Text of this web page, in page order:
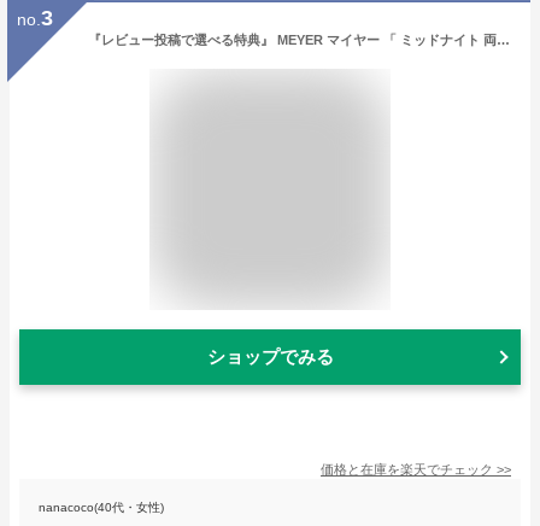
no. 3
『レビュー投稿で選べる特典』 MEYER マイヤー 「 ミッドナイト 両手鍋 20cm 」 鍋 調理鍋 両手鍋 調理器具 20cm ガス ih対応 ih テフロン フッ素 焦げ付かない ガラス蓋 キッチンツール PFOAフリー おしゃれ ロングセラー 生活雑貨 ブラック 黒 MNH-W20
ショップでみる
価格と在庫を楽天でチェック >>
nanacoco(40代・女性)